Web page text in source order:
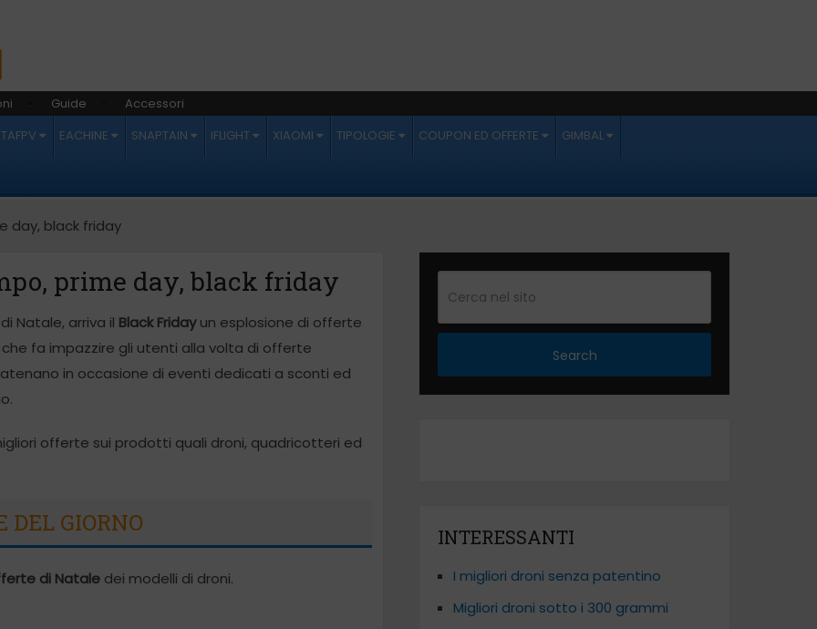
Guide
Accessori
EACHINE SNAPTAIN IFLIGHT XIAOMI TIPOLOGIE COUPON ED OFFERTE GIMBAL
day, black friday
prime day, black friday
Natale, arriva il Black Fridayun esplosione di offerte
fa impazzire gli utenti alla volta di offerte
in occasione di eventi dedicati a sconti ed
offerte sui prodotti quali droni, quadricotteri ed
DEL GIORNO
di Nataledei modelli di droni.
Search
INTERESSANTI
I migliori droni senza patentino
Migliori droni sotto i 300 grammi